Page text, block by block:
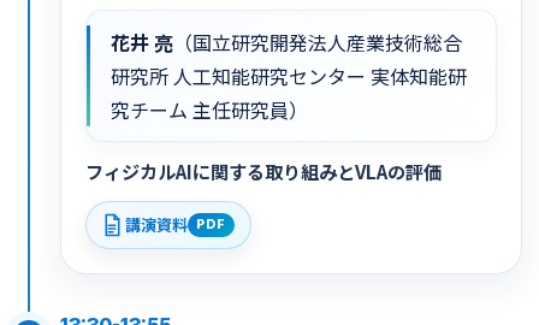
花井 亮 （国立研究開発法人産業技術総合
研究所 人工知能研究センター 実体知能研
究チーム 主任研究員）
フィジカルAIに関する取り組みとVLAの評価
講演資料 PDF